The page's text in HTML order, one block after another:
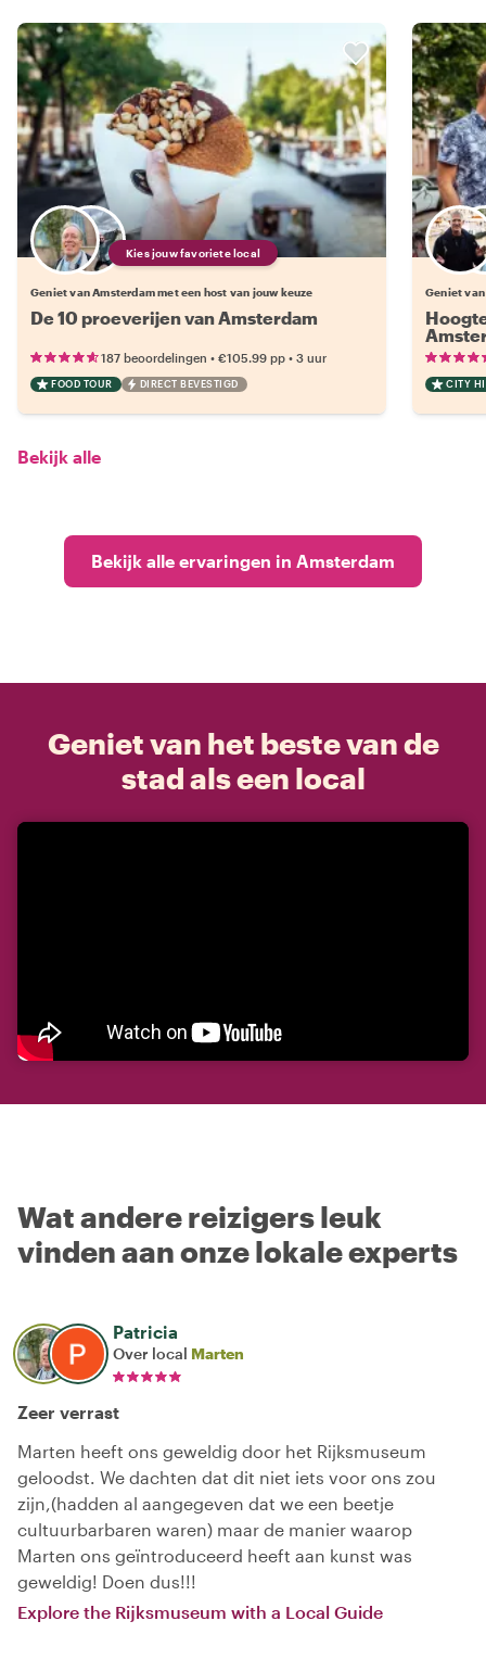
Kies jouw favoriete local
Geniet van Amsterdam met een host van jouw keuze
De 10 proeverijen van Amsterdam
187 beoordelingen • €105.99 pp • 3 uur
FOOD TOUR DIRECT BEVESTIGD
Geniet
CITY
Bekijk alle
Bekijk alle ervaringen in Amsterdam
Geniet van het beste van de
stad als een local
Wat andere reizigers leuk
vinden aan onze lokale experts
Patricia
Over local Marten
Zeer verrast
Marten heeft ons geweldig door het Rijksmuseum
geloodst. We dachten dat dit niet iets voor ons zou
zijn,(hadden al aangegeven dat we een beetje
cultuurbarbaren waren) maar de manier waarop
Marten ons geïntroduceerd heeft aan kunst was
geweldig! Doen dus!!!
Explore the Rijksmuseum with a Local Guide